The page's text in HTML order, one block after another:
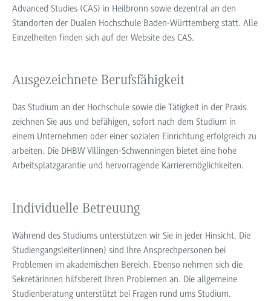
Advanced Studies (CAS) in Heilbronn sowie dezentral an den
Standorten der Dualen Hochschule Baden-Württemberg statt. Alle
Einzelheiten finden sich auf der Website des CAS.
Ausgezeichnete Berufsfähigkeit
Das Studium an der Hochschule sowie die Tätigkeit in der Praxis
zeichnen Sie aus und befähigen, sofort nach dem Studium in
einem Unternehmen oder einer sozialen Einrichtung erfolgreich zu
arbeiten. Die DHBW Villingen-Schwenningen bietet eine hohe
Arbeitsplatzgarantie und hervorragende Karrieremöglichkeiten.
Individuelle Betreuung
Während des Studiums unterstützen wir Sie in jeder Hinsicht. Die
Studiengangsleiter(innen) sind Ihre Ansprechpersonen bei
Problemen im akademischen Bereich. Ebenso nehmen sich die
Sekretärinnen hilfsbereit Ihren Problemen an. Die allgemeine
Studienberatung unterstützt bei Fragen rund ums Studium.